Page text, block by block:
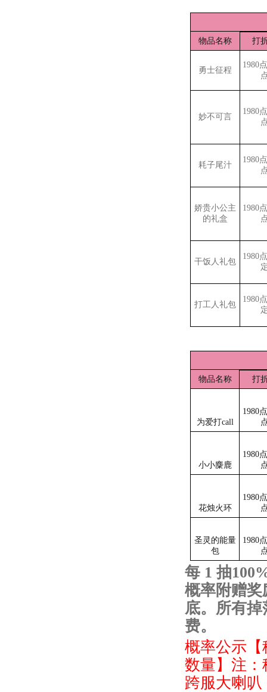
物品名称 打
勇士征程
1980
妙不可言
1980
耗子尾汁
1980
娇贵小公主
的礼盒
1980
干饭人礼包
1980
打工人礼包
1980
物品名称 打
为爱打call
1980
小小麋鹿
1980
花烛火环
1980
圣灵的能量
包
1980
每 1 抽
概率附赠
底。所有
费。
概率公示【
数量】注
跨服大喇